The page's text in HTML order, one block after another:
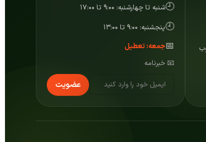
🕘شنبه تا چهارشنبه: ۹:۰۰ تا ۱۷:۰۰
🕘پنجشنبه: ۹:۰۰ تا ۱۳:۰۰
📅جمعه: تعطیل
📧 خبرنامه
عضویت